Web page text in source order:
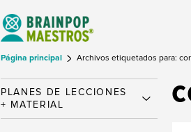
Página principal Archivos etiquetados para:
PLANES DE LECCIONES
+ MATERIAL